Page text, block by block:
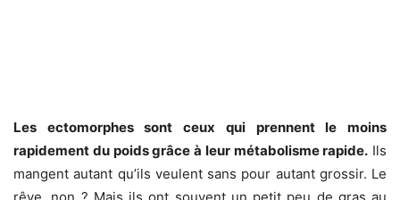
Les ectomorphes sont ceux qui prennent le moins
rapidement du poids grâce à leur métabolisme rapide. Ils
mangent autant qu’ils veulent sans pour autant grossir. Le